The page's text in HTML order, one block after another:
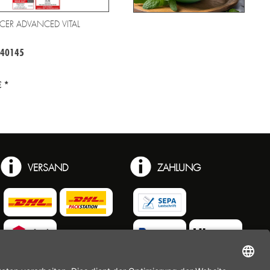
ADVANCED VITAL
*
VERSAND ZAHLUNG